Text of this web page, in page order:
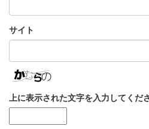
サイト
上に表示された文字を入力してくだ